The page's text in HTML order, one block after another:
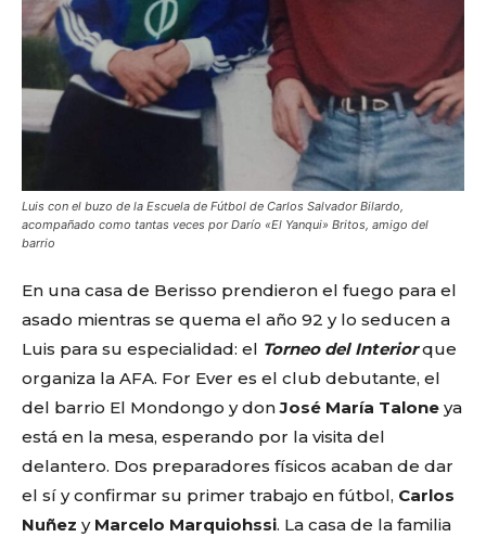
Luis con el buzo de la Escuela de Fútbol de Carlos Salvador Bilardo,
acompañado como tantas veces por Darío «El Yanqui» Britos, amigo del
barrio
En una casa de Berisso prendieron el fuego para el
asado mientras se quema el año 92 y lo seducen a
Luis para su especialidad: el Torneo del Interiorque
organiza la AFA. For Ever es el club debutante, el
del barrio El Mondongo y donJosé María Talone ya
está en la mesa, esperando por la visita del
delantero. Dos preparadores físicos acaban de dar
el sí y confirmar su primer trabajo en fútbol, Carlos
Nuñez yMarcelo Marquiohssi. La casa de la familia